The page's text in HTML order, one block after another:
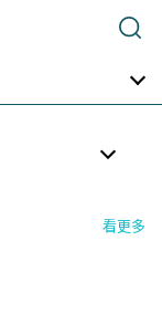
看更多